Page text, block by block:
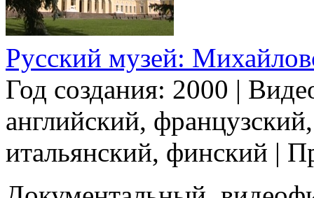
Русский музей:
Год создания: 2000 |
английский,
итальянский, финский |